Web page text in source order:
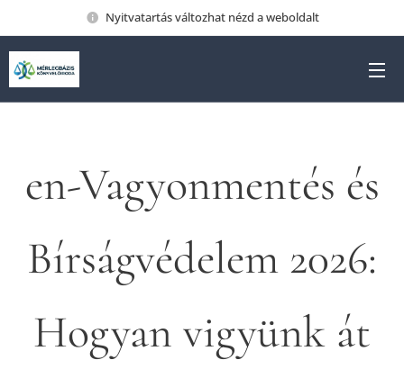
Nyitvatartás változhat nézd a weboldalt
en-Vagyonmentés és
Bírságvédelem 2026:
Hogyan vigyünk át